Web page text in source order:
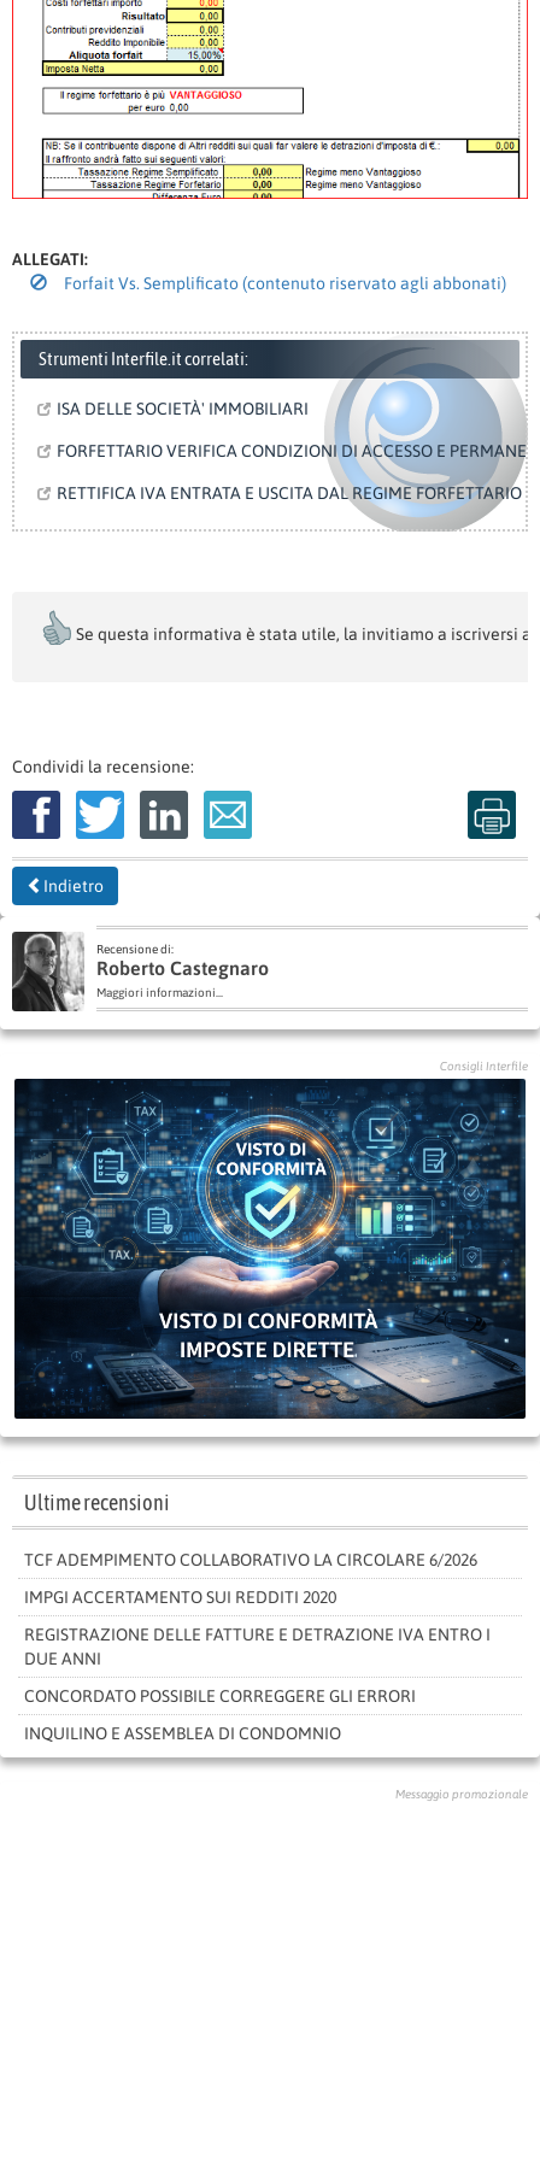
ALLEGATI:
Forfait Vs. Semplificato (contenuto riservato agli abbonati)
Strumenti Interfile.it correlati:
ISA DELLE SOCIETÀ' IMMOBILIARI
FORFETTARIO VERIFICA CONDIZIONI DI ACCESSO E
RETTIFICA IVA ENTRATA E USCITA DAL REGIME FORFETTARIO
Se questa informativa è stata utile, la invitiamo a iscriversi
Condividi la recensione:
Indietro
Recensione di:
Roberto Castegnaro
Maggiori informazioni...
Consigli Interfile
Ultime recensioni
TCF ADEMPIMENTO COLLABORATIVO LA CIRCOLARE 6/2026
IMPGI ACCERTAMENTO SUI REDDITI 2020
REGISTRAZIONE DELLE FATTURE E DETRAZIONE IVA ENTRO I
DUE ANNI
CONCORDATO POSSIBILE CORREGGERE GLI ERRORI
INQUILINO E ASSEMBLEA DI CONDOMNIO
Messaggio promozionale